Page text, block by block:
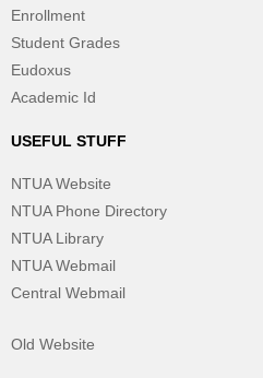
Enrollment
Student Grades
Eudoxus
Academic Id
USEFUL STUFF
NTUA Website
NTUA Phone Directory
NTUA Library
NTUA Webmail
Central Webmail
Old Website